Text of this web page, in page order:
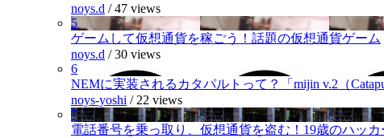
noys.d /47 views
5
ゲームして仮想通貨を稼ごう！話題の仮想通貨ゲーム
noys.d /30 views
6
NEMに実装されるカタパルトって？「mijin v.2（
noys-yoshi / 22 views
7
電話番号を乗っ取り、仮想通貨を盗む！19歳のハッ